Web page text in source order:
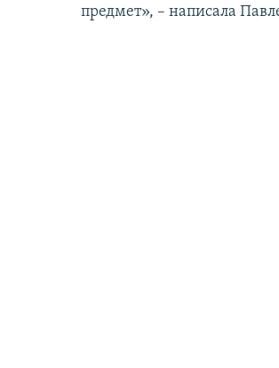
предмет», – написала